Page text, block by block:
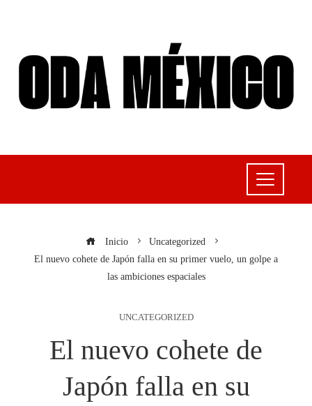
Inicio
Uncategorized
El nuevo cohete de Japón falla en su primer vuelo, un golpe a
las ambiciones espaciales
UNCATEGORIZED
El nuevo cohete de
Japón falla en su